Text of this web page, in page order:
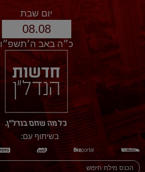
יום שבת
08.08
כ״ה באב ה׳תשפ״ו
בשיתוף עם: